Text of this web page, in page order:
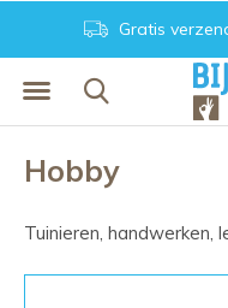
Gratis
Hobby
Tuinieren, handwerken,